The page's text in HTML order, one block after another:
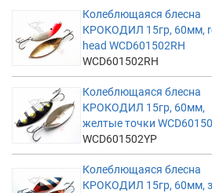
Колеблющаяся блесна
КРОКОДИЛ 15гр, 60мм,
head WCD601502RH
WCD601502RH
Колеблющаяся блесна
КРОКОДИЛ 15гр, 60мм,
желтые точки
WCD601502YP
Колеблющаяся блесна
КРОКОДИЛ 15гр, 60мм,